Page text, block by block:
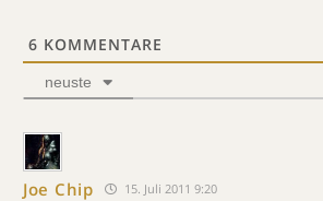
6 KOMMENTARE
neuste
Joe Chip 15. Juli 2011 9:20